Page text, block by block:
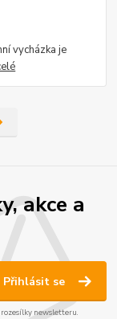
vycházka je
akce a
Přihlásit se
newsletteru.